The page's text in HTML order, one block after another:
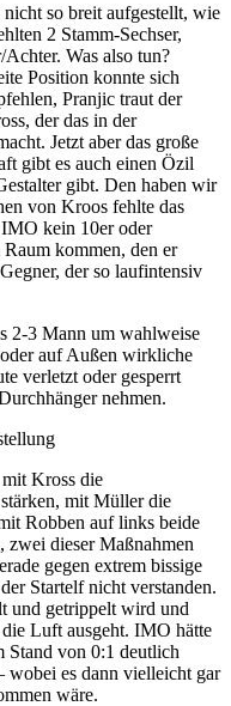
so breit aufgestellt, wie
2 Stamm-Sechser,
Was also tun?
Position konnte sich
Pranjic traut der
der das in der
Jetzt aber das große
gibt es auch einen Özil
gibt. Den haben wir
von Kroos fehlte das
kein 10er oder
Raum kommen, den er
der so laufintensiv
2-3 Mann um wahlweise
auf Außen wirkliche
verletzt oder gesperrt
nehmen.
Kross die
mit Müller die
Robben auf links beide
zwei dieser Maßnahmen
gegen extrem bissige
Startelf nicht verstanden.
und getrippelt wird und
Luft ausgeht. IMO hätte
Stand von 0:1 deutlich
wobei es dann vielleicht gar
wäre.